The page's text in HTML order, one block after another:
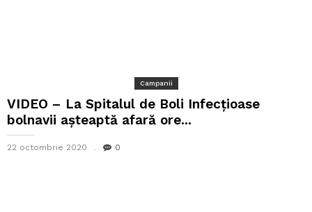
Campanii
VIDEO – La Spitalul de Boli Infecțioase
bolnavii așteaptă afară ore...
22 octombrie 2020 0